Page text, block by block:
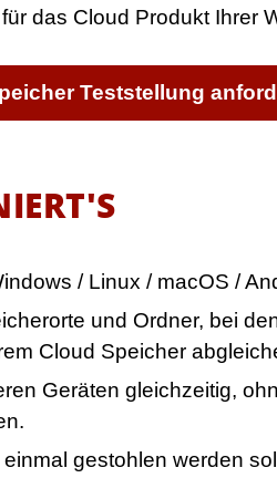
das Cloud Produkt Ihrer
Teststellung
/ Linux / macOS /
und Ordner, bei
Cloud Speicher
Geräten gleichzeitig,
gestohlen werden